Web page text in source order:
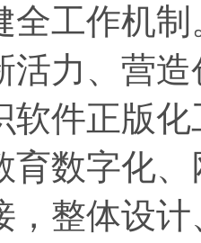
工作机制
活力、营
软件正版
育数字化
，整体设